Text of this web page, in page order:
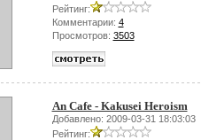
Рейтинг:
Комментарии: 4
Просмотров: 3503
An Cafe - Kakusei Heroism
Добавлено: 2009-03-31 18:03:03
Рейтинг: